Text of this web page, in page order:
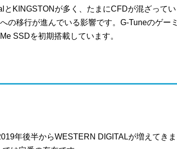
KINGSTONが多く、たまにCFDが混ざってい
の移行が進んでいる影響です。G-Tuneのゲーミ
SSDを初期搭載しています。
年後半からWESTERN DIGITALが増えてきま